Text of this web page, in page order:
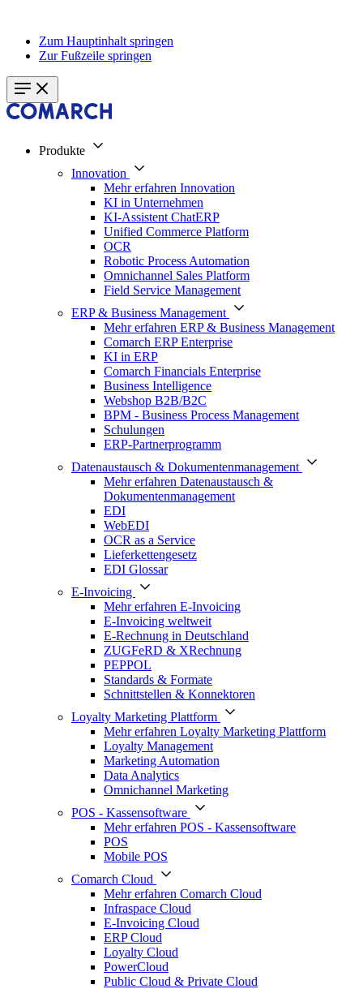
Zum Hauptinhalt springen
Zur Fußzeile springen
Produkte
Innovation
Mehr erfahren Innovation
KI in Unternehmen
KI-Assistent ChatERP
Unified Commerce Platform
OCR
Robotic Process Automation
Omnichannel Sales Platform
Field Service Management
ERP & Business Management
Mehr erfahren ERP & Business Management
Comarch ERP Enterprise
KI in ERP
Comarch Financials Enterprise
Business Intelligence
Webshop B2B/B2C
BPM - Business Process Management
Schulungen
ERP-Partnerprogramm
Datenaustausch & Dokumentenmanagement
Mehr erfahren Datenaustausch &
Dokumentenmanagement
EDI
WebEDI
OCR as a Service
Lieferkettengesetz
EDI Glossar
E-Invoicing
Mehr erfahren E-Invoicing
E-Invoicing weltweit
E-Rechnung in Deutschland
ZUGFeRD & XRechnung
PEPPOL
Standards & Formate
Schnittstellen & Konnektoren
Loyalty Marketing Plattform
Mehr erfahren Loyalty Marketing Plattform
Loyalty Management
Marketing Automation
Data Analytics
Omnichannel Marketing
POS - Kassensoftware
Mehr erfahren POS - Kassensoftware
POS
Mobile POS
Comarch Cloud
Mehr erfahren Comarch Cloud
Infraspace Cloud
E-Invoicing Cloud
ERP Cloud
Loyalty Cloud
PowerCloud
Public Cloud & Private Cloud